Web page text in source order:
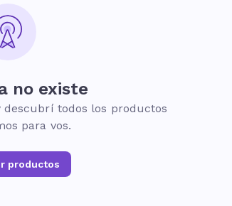
no existe
descubrí todos los productos
para vos.
productos